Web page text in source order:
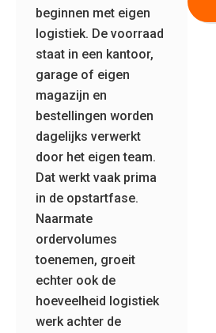
beginnen met eigen
logistiek. De voorraad
staat in een kantoor,
garage of eigen
magazijn en
bestellingen worden
dagelijks verwerkt
door het eigen team.
Dat werkt vaak prima
in de opstartfase.
Naarmate
ordervolumes
toenemen, groeit
echter ook de
hoeveelheid logistiek
werk achter de